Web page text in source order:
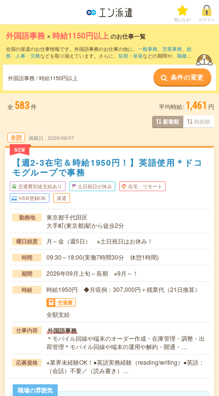
気になる! ログイン
外国語事務 × 時給1150円以上のお仕事一覧
全国の派遣のお仕事情報です。外国語事務のお仕事の他に、 一般事務、 営業事務、 総
務・人事・労務などを取り揃えています。さらに、 短期 ・ 単発などの期間や、 職種未
外国語事務 / 時給1150円以上 条件の変更
全 583件 平均時給: 1,461 円
新着順 時給順
未読
NEW
掲載日 2026/08/07
【週2-3在宅＆時給1950円！】英語使用＊ドコ
モグループで事務
交通費別途支給あり 土日祝日が休み 在宅・リモート
WEB登録OK 派遣
勤務地
東京都千代田区
大手町(東京都)駅から徒歩2分
曜日頻度 月～金（週5日） ※土日祝日はお休み！
時間 09:30～18:00(実働7時間30分 休憩1時間)
期間 2026年09月上旬～長期 ※9月～！
時給 時給1950円 ◆月収例：307,000円＋残業代（21日換算）
交通費
全額支給
仕事内容 外国語事務
＊モバイル回線や端末のオーダー作成・在庫管理・調整・出
荷管理＊モバイル回線や端末の運用や解約・開通・…
応募資格
※業界未経験OK！●英語実務経験（reading/writing）●英語：
（会話）不要／（読み書き）…
職場の雰囲気